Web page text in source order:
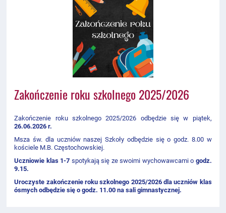
Zakończenie roku szkolnego 2025/2026
Zakończenie roku szkolnego 2025/2026 odbędzie się w piątek,
26.06.2026 r.
Msza św. dla uczniów naszej Szkoły odbędzie się o godz. 8.00 w
kościele M.B. Częstochowskiej.
Uczniowie klas 1-7 spotykają się ze swoimi wychowawcami o godz.
9.15.
Uroczyste zakończenie roku szkolnego 2025/2026 dla uczniów klas
ósmych odbędzie się o godz. 11.00 na sali gimnastycznej.